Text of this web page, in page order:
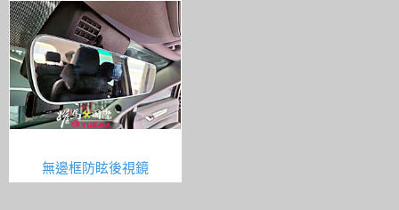
無邊框防眩後視鏡